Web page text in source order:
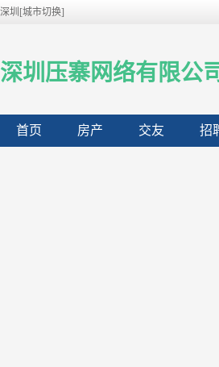
深圳[城市切换]
深圳压寨网络有限公
首页 房产 交友 招